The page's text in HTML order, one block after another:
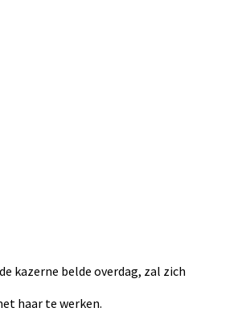
kazerne belde overdag, zal zich
haar te werken.